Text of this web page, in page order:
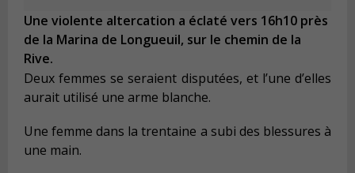
Une violente altercation a éclaté vers 16h10 près
de la Marina de Longueuil, sur le chemin de la
Rive.
Deux femmes se seraient disputées, et l’une d’elles
aurait utilisé une arme blanche.
Une femme dans la trentaine a subi des blessures à
une main.